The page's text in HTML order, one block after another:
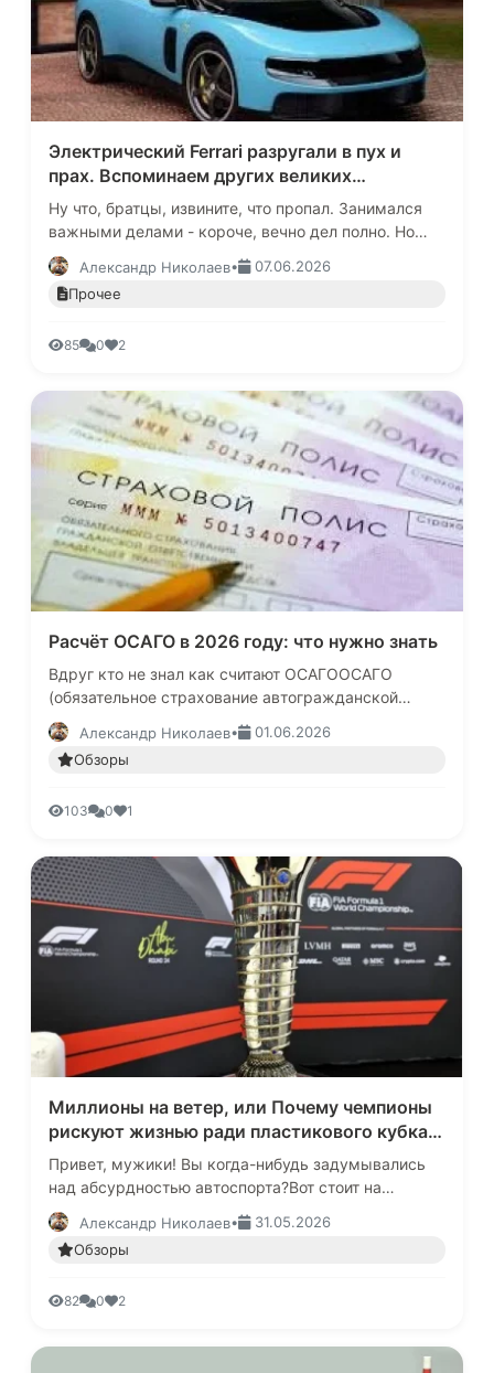
Электрический Ferrari разругали в пух и
прах. Вспоминаем других великих
неудачников
Ну что, братцы, извините, что пропал. Занимался
важными делами - короче, вечно дел полно. Но
когда на прошлой неделе Ferrari - сам Ferrari,
понимаешь? - показа…
Александр Николаев•
07.06.2026
Прочее
85 0 2
Расчёт ОСАГО в 2026 году: что нужно знать
Вдруг кто не знал как считают ОСАГООСАГО
(обязательное страхование автогражданской
ответственности) остаётся обязательным для всех
автовладельцев в России. В 20…
Александр Николаев•
01.06.2026
Обзоры
103 0 1
Миллионы на ветер, или Почему чемпионы
рискуют жизнью ради пластикового кубка и
бутылки кислого шампанского
Привет, мужики! Вы когда-нибудь задумывались
над абсурдностью автоспорта?Вот стоит на
стартовой решетке пелотон. Машины, каждая из
которых стоит как хороший осо…
Александр Николаев•
31.05.2026
Обзоры
82 0 2